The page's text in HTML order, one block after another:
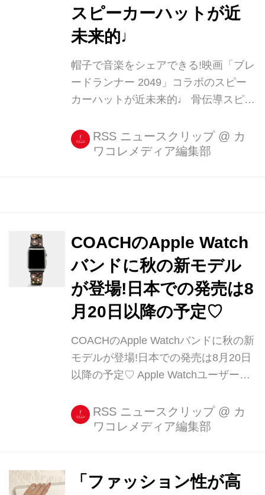
スピーカーハットが近
未来的♩
帽子で音楽をシェアできる!映画「ブレ
ードランナー 2049」コラボのスピー
カーハットが近未来的♩ 骨伝導スピー
ラブルもいろいろと話題いっぱいな今
日この頃ですが。 今回ご紹介するの
RSS ニュースクリップ @ カ
ワコレメディア編集部
COACHのApple Watch
バンドに秋の新モデル
が登場!日本での発売は8
月20日以降の予定♡
COACHのApple Watchバンドに秋の新
モデルが登場!日本での発売は8月20日
以降の予定♡ Apple Watchユーザーに
チュエーションに応じてバンドを付け
替えること。 そんなApple Watchバン
[...]
RSS ニュースクリップ @ カ
ワコレメディア編集部
「ファッション性が高